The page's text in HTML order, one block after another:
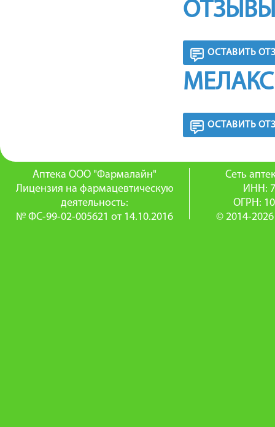
ОСТАВИТЬ
ОСТАВИТЬ
Аптека ООО "Фармалайн"
Лицензия на фармацевтическую
деятельность:
№ ФС-99-02-005621 от 14.10.2016
Сеть
ИНН:
ОГРН:
© 2014-